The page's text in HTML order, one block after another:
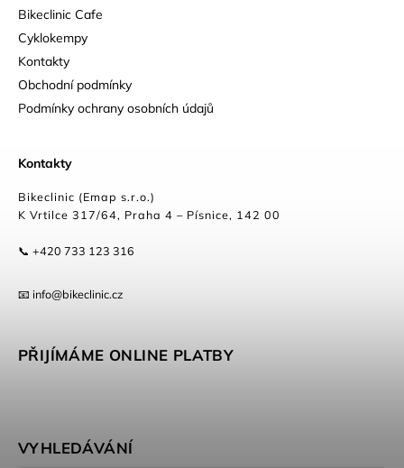
Bikeclinic Cafe
Cyklokempy
Kontakty
Obchodní podmínky
Podmínky ochrany osobních údajů
Kontakty
Bikeclinic (Emap s.r.o.)
K Vrtilce 317/64, Praha 4 – Písnice, 142 00
📞 +420 733 123 316
📧 info@bikeclinic.cz
PŘIJÍMÁME ONLINE PLATBY
VYHLEDÁVÁNÍ